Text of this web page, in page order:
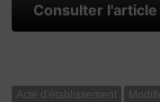
Consulter l'article
Acte d'établissement